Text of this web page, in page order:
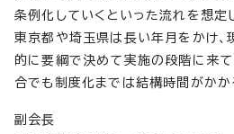
条例化していくといった流れを想定
東京都や埼玉県は長い年月をかけ、
的に要綱で決めて実施の段階に来て
合でも制度化までは結構時間がかか
副会長